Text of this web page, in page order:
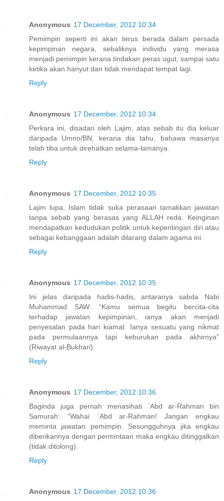
Anonymous 17 December, 2012 10:34
Pemimpin seperti ini akan terus berada dalam persada
kepimpinan negara, sebaliknya individu yang merasa
menjadi pemimpin kerana tindakan peras ugut, sampai satu
ketika akan hanyut dan tidak mendapat tempat lagi.
Reply
Anonymous 17 December, 2012 10:34
Perkara ini, disadari oleh Lajim, atas sebab itu dia keluar
daripada Umno/BN, kerana dia tahu, bahawa masanya
telah tiba untuk direhatkan selama-lamanya.
Reply
Anonymous 17 December, 2012 10:35
Lajim lupa, Islam tidak suka perasaan tamakkan jawatan
tanpa sebab yang berasas yang ALLAH reda. Keinginan
mendapatkan kedudukan politik untuk kepentingan diri atau
sebagai kebanggaan adalah dilarang dalam agama ini.
Reply
Anonymous 17 December, 2012 10:35
Ini jelas daripada hadis-hadis, antaranya sabda Nabi
Muhammad SAW: “Kamu semua begitu bercita-cita
terhadap jawatan kepimpinan, ianya akan menjadi
penyesalan pada hari kiamat. Ianya sesuatu yang nikmat
pada permulaannya tapi keburukan pada akhirnya”
(Riwayat al-Bukhari).
Reply
Anonymous 17 December, 2012 10:36
Baginda juga pernah menasihati `Abd ar-Rahman bin
Samurah: “Wahai `Abd ar-Rahman! Jangan engkau
meminta jawatan pemimpin. Sesungguhnya jika engkau
diberikannya dengan permintaan maka engkau ditinggalkan
(tidak ditolong).
Reply
Anonymous 17 December, 2012 10:36